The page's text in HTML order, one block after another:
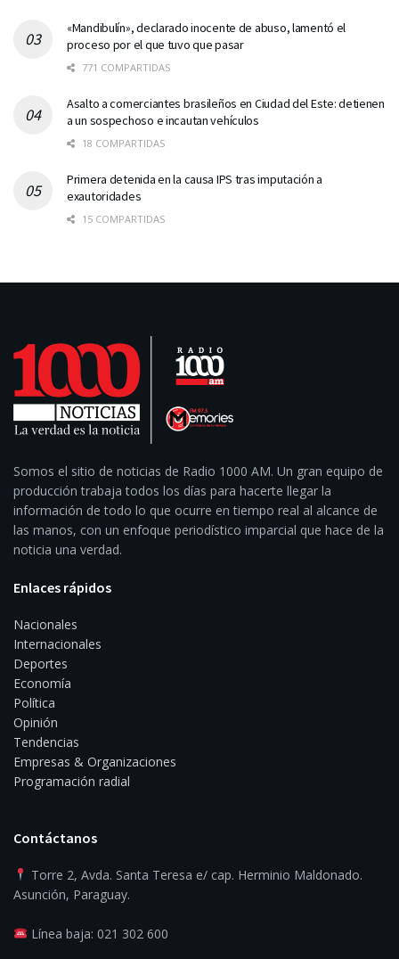
«Mandibulín», declarado inocente de abuso, lamentó el
proceso por el que tuvo que pasar
771 COMPARTIDAS
Asalto a comerciantes brasileños en Ciudad del Este: detienen
a un sospechoso e incautan vehículos
18 COMPARTIDAS
Primera detenida en la causa IPS tras imputación a
exautoridades
15 COMPARTIDAS
Somos el sitio de noticias de Radio 1000 AM. Un gran equipo de
producción trabaja todos los días para hacerte llegar la
información de todo lo que ocurre en tiempo real al alcance de
las manos, con un enfoque periodístico imparcial que hace de la
noticia una verdad.
Enlaces rápidos
Nacionales
Internacionales
Deportes
Economía
Política
Opinión
Tendencias
Empresas & Organizaciones
Programación radial
Contáctanos
Torre 2, Avda. Santa Teresa e/ cap. Herminio Maldonado.
Asunción, Paraguay.
Línea baja: 021 302 600